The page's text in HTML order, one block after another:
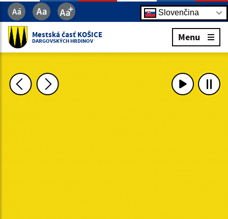
Slovenčina
Mestská časť KOŠICE
DARGOVSKÝCH HRDINOV Menu